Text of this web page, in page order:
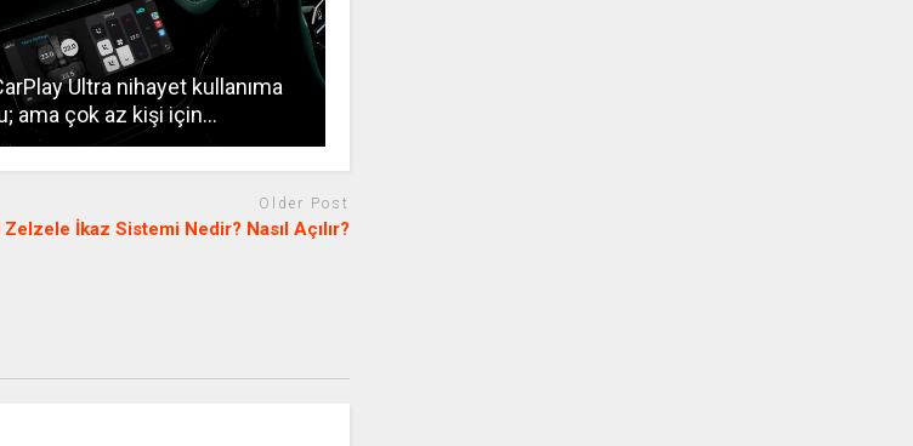
Ultra nihayet kullanıma
ama çok az kişi için…
Older Post
İkaz Sistemi Nedir? Nasıl Açılır?